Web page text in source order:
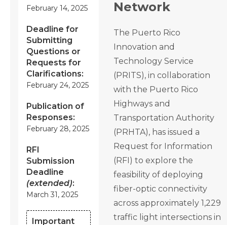
February 14, 2025
Deadline for
Submitting
Questions or
Requests for
Clarifications:
February 24, 2025
Publication of
Responses:
February 28, 2025
RFI
Submission
Deadline
(extended):
March 31, 2025
Important
Network
The Puerto Rico
Innovation and
Technology Service
(PRITS), in collaboration
with the Puerto Rico
Highways and
Transportation Authority
(PRHTA), has issued a
Request for Information
(RFI) to explore the
feasibility of deploying
fiber-optic connectivity
across approximately 1,229
traffic light intersections in